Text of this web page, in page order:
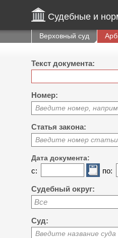
Судебные и
Верховный суд
Текст документа:
Номер:
Введите номер,
Статья закона:
Введите номер статьи
Дата документа:
с: по:
Судебный округ:
Все
Суд:
Введите название суда